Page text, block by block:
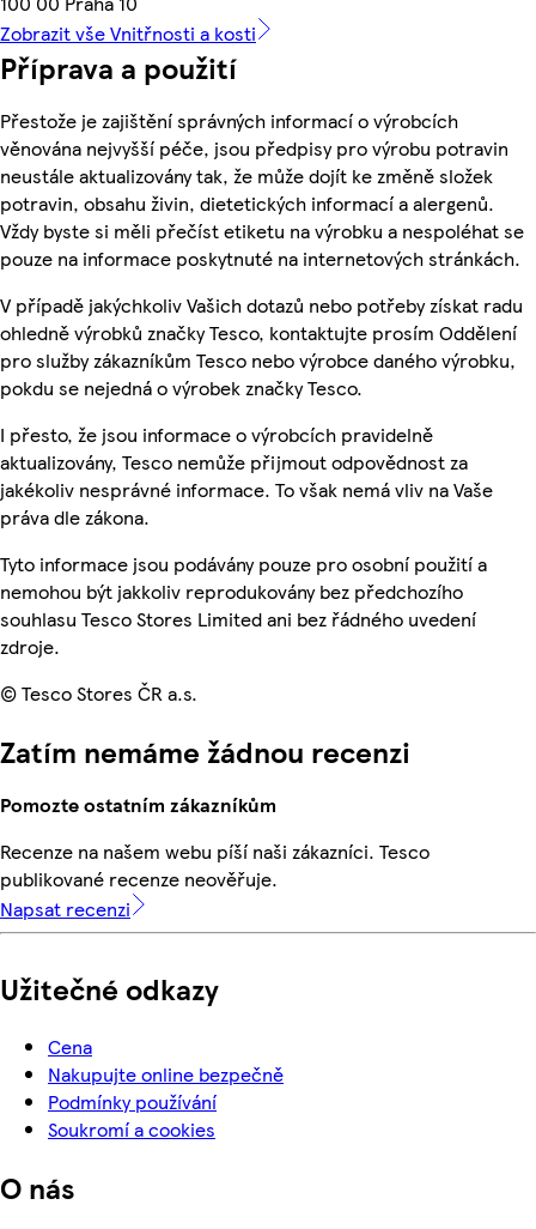
Zobrazit vše Vnitřnosti a kosti
Příprava a použití
Přestože je zajištění správných informací o výrobcích
věnována nejvyšší péče, jsou předpisy pro výrobu potravin
neustále aktualizovány tak, že může dojít ke změně složek
potravin, obsahu živin, dietetických informací a alergenů.
Vždy byste si měli přečíst etiketu na výrobku a nespoléhat se
pouze na informace poskytnuté na internetových stránkách.
V případě jakýchkoliv Vašich dotazů nebo potřeby získat radu
ohledně výrobků značky Tesco, kontaktujte prosím Oddělení
pro služby zákazníkům Tesco nebo výrobce daného výrobku,
pokdu se nejedná o výrobek značky Tesco.
I přesto, že jsou informace o výrobcích pravidelně
aktualizovány, Tesco nemůže přijmout odpovědnost za
jakékoliv nesprávné informace. To však nemá vliv na Vaše
práva dle zákona.
Tyto informace jsou podávány pouze pro osobní použití a
nemohou být jakkoliv reprodukovány bez předchozího
souhlasu Tesco Stores Limited ani bez řádného uvedení
zdroje.
© Tesco Stores ČR a.s.
Zatím nemáme žádnou recenzi
Pomozte ostatním zákazníkům
Recenze na našem webu píší naši zákazníci. Tesco
publikované recenze neověřuje.
Napsat recenzi
Užitečné odkazy
Cena
Nakupujte online bezpečně
Podmínky používání
Soukromí a cookies
O nás